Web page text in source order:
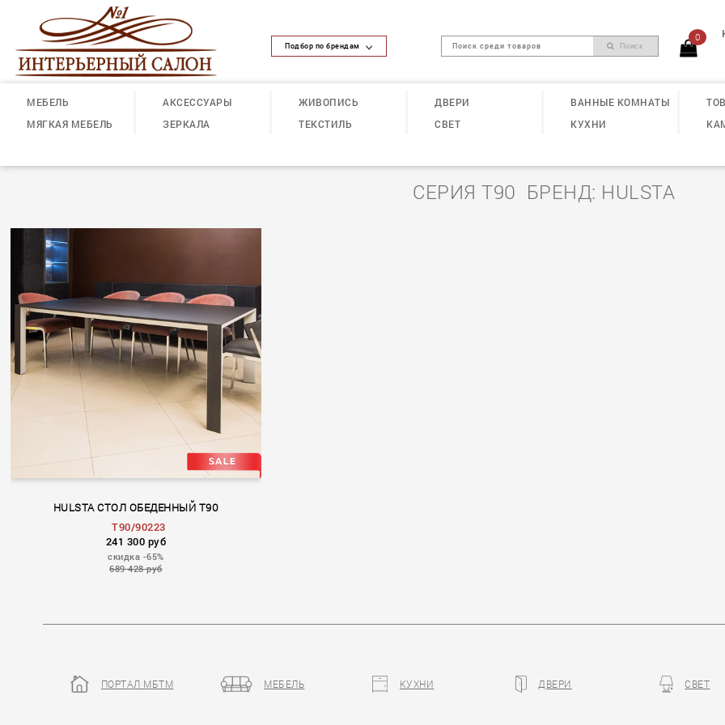
Подбор по брендам Поиск
0
МЕБЕЛЬ
МЯГКАЯ МЕБЕЛЬ
АКСЕССУАРЫ
ЗЕРКАЛА
ЖИВОПИСЬ
ТЕКСТИЛЬ
ДВЕРИ
СВЕТ
ВАННЫЕ КОМНАТЫ
КУХНИ
СЕРИЯ T90 БРЕНД: HULSTA
HULSTA СТОЛ ОБЕДЕННЫЙ T90
Т90/90223
241 300 руб
скидка -65%
689 428 руб
ПОРТАЛ МБТМ МЕБЕЛЬ КУХНИ ДВЕРИ СВЕТ